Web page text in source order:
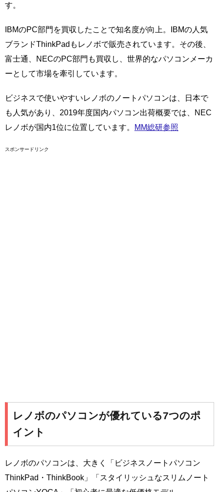
す。
IBMのPC部門を買収したことで知名度が向上。IBMの人気
ブランドThinkPadもレノボで販売されています。その後、
富士通、NECのPC部門も買収し、世界的なパソコンメーカ
ーとして市場を牽引しています。
ビジネスで使いやすいレノボのノートパソコンは、日本で
も人気があり、2019年度国内パソコン出荷概要では、NEC
レノボが国内1位に位置しています。
MM総研参照
スポンサードリンク
レノボのパソコンが優れている7つのポ
イント
レノボのパソコンは、大きく「ビジネスノートパソコン
ThinkPad・ThinkBook」「スタイリッシュなスリムノート